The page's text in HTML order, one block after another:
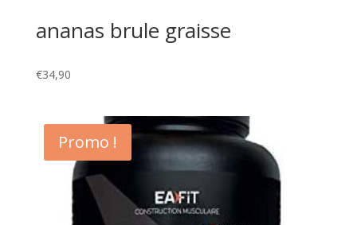
ananas brule graisse
€34,90
Promo !